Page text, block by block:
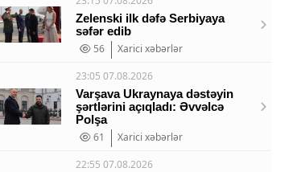
Zelenski ilk dəfə Serbiyaya
səfər edib
56
Xarici xəbərlər
23:05 07.08.2026
Varşava Ukraynaya dəstəyin
şərtlərini açıqladı: Əvvəlcə
Polşa
61
Xarici xəbərlər
22:55 07.08.2026